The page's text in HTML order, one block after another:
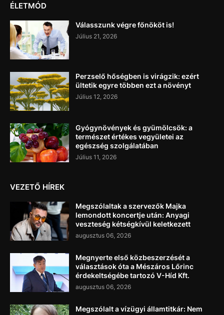
ÉLETMÓD
Válasszunk végre főnököt is!
Július 21, 2026
Perzselő hőségben is virágzik: ezért
ültetik egyre többen ezt a növényt
Július 12, 2026
Gyógynövények és gyümölcsök: a
természet értékes vegyületei az
egészség szolgálatában
Július 11, 2026
VEZETŐ HÍREK
Megszólaltak a szervezők Majka
lemondott koncertje után: Anyagi
veszteség kétségkívül keletkezett
augusztus 06, 2026
Megnyerte első közbeszerzését a
választások óta a Mészáros Lőrinc
érdekeltségébe tartozó V-Híd Kft.
augusztus 06, 2026
Megszólalt a vízügyi államtitkár: Nem